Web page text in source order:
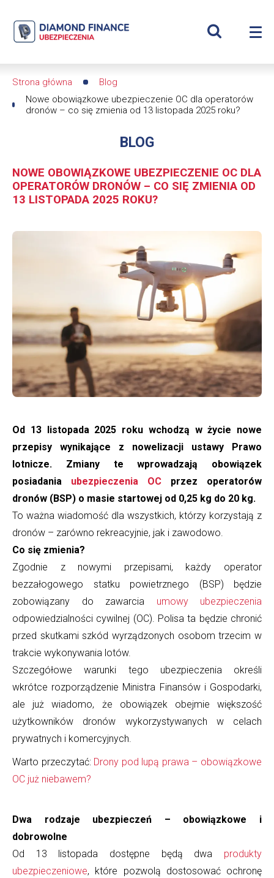
Obowiązkowe
OC
dla
–
co
się
13
listopada
2025?
Wyświetl
Ścieżka
nawigacyjna
Strona główna
Blog
Nowe obowiązkowe ubezpieczenie OC dla operatorów
dronów – co się zmienia od 13 listopada 2025 roku?
BLOG
NOWE OBOWIĄZKOWE UBEZPIECZENIE OC DLA
OPERATORÓW DRONÓW – CO SIĘ ZMIENIA OD
13 LISTOPADA 2025 ROKU?
Obrazek
Od 13 listopada 2025 roku wchodzą w życie nowe
przepisy wynikające z nowelizacji ustawy Prawo
lotnicze. Zmiany te wprowadzają obowiązek
posiadania ubezpieczenia OC przez operatorów
dronów (BSP) o masie startowej od 0,25 kg do 20 kg.
To ważna wiadomość dla wszystkich, którzy korzystają z
dronów – zarówno rekreacyjnie, jak i zawodowo.
Co się zmienia?
Zgodnie z nowymi przepisami, każdy operator
bezzałogowego statku powietrznego (BSP) będzie
zobowiązany do zawarcia umowy ubezpieczenia
odpowiedzialności cywilnej (OC). Polisa ta będzie chronić
przed skutkami szkód wyrządzonych osobom trzecim w
trakcie wykonywania lotów.
Szczegółowe warunki tego ubezpieczenia określi
wkrótce rozporządzenie Ministra Finansów i Gospodarki,
ale już wiadomo, że obowiązek obejmie większość
użytkowników dronów wykorzystywanych w celach
prywatnych i komercyjnych.
Warto przeczytać: Drony pod lupą prawa – obowiązkowe
OC już niebawem?
Dwa rodzaje ubezpieczeń – obowiązkowe i
dobrowolne
Od 13 listopada dostępne będą dwa produkty
ubezpieczeniowe, które pozwolą dostosować ochronę